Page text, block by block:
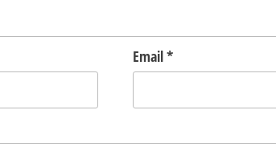
Email*